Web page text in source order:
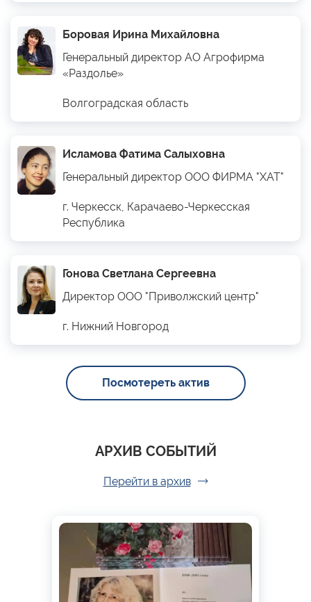
Боровая Ирина Михайловна
Генеральный директор АО Агрофирма
«Раздолье»
Волгоградская область
Исламова Фатима Салыховна
Генеральный директор ООО ФИРМА "ХАТ"
г. Черкесск, Карачаево-Черкесская
Республика
Гонова Светлана Сергеевна
Директор ООО "Приволжский центр"
г. Нижний Новгород
Посмотереть актив
АРХИВ СОБЫТИЙ
Перейти в архив